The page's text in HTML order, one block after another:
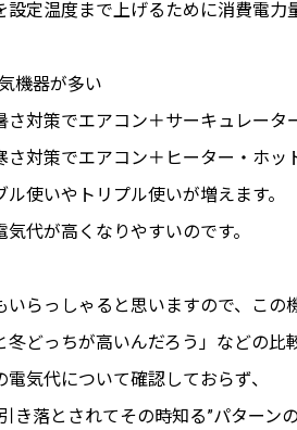
設定温度まで上げるために消費電力
機器が多い
さ対策でエアコン＋サーキュレータ
さ対策でエアコン＋ヒーター・ホッ
使いやトリプル使いが増えます。
代が高くなりやすいのです。
いらっしゃると思いますので、この
冬どっちが高いんだろう」などの比
気代について確認しておらず、
き落とされてその時知る”パターン